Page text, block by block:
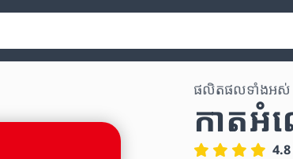
ផលិតផលទាំងអស់
កាត
4.8